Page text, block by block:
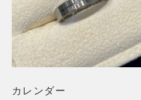
カレンダー